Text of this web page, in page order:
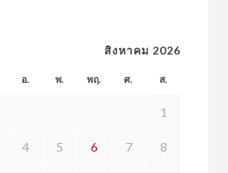
สิงหาคม 2026
อ. พ. พฤ. ศ. ส.
1
4 5 6 7 8